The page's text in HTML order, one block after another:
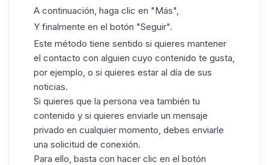
A continuación, haga clic en "Más",
Y finalmente en el botón "Seguir".
Este método tiene sentido si quieres mantener
el contacto con alguien cuyo contenido te gusta,
por ejemplo, o si quieres estar al día de sus
noticias.
Si quieres que la persona vea también tu
contenido y si quieres enviarle un mensaje
privado en cualquier momento, debes enviarle
una solicitud de conexión.
Para ello, basta con hacer clic en el botón